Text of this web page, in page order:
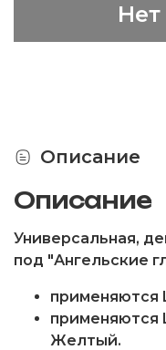
Описание
Описание
Универсальная,
под "Ангельские
применяются
применяются
Желтый.